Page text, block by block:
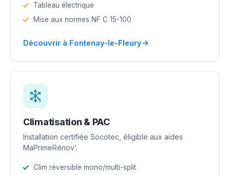
Tableau électrique
Mise aux normes NF C 15-100
Découvrir à Fontenay-le-Fleury→
Climatisation & PAC
Installation certifiée Socotec, éligible aux aides
MaPrimeRénov’.
Clim réversible mono/multi-split